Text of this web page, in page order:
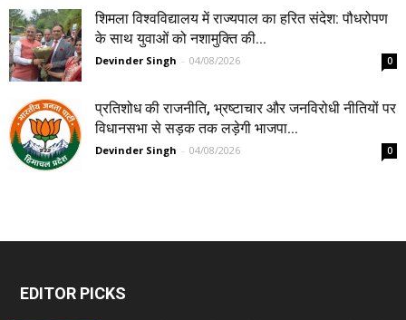
शिमला विश्वविद्यालय में राज्यपाल का हरित संदेश: पौधरोपण
के साथ युवाओं को नशामुक्ति की...
Devinder Singh - 04/08/2026 0
प्रतिशोध की राजनीति, भ्रष्टाचार और जनविरोधी नीतियों पर
विधानसभा से सड़क तक लड़ेगी भाजपा...
Devinder Singh - 04/08/2026 0
EDITOR PICKS